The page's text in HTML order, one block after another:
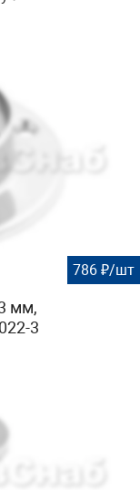
786 ₽/шт
мм,
3